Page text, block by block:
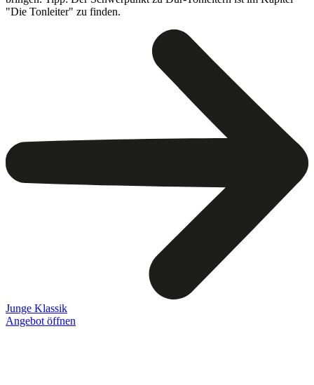
"Die Tonleiter" zu finden.
Junge Klassik
Angebot öffnen